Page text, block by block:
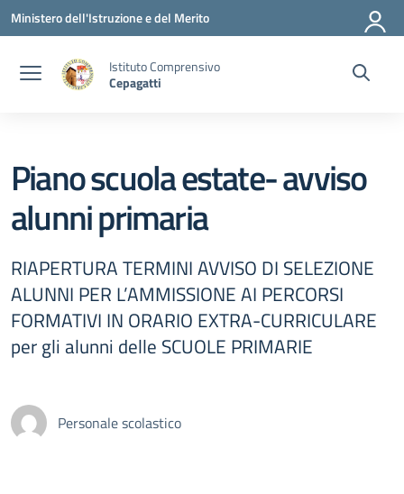
Vai ai contenuti
Vai al menu di navigazione
Vai al footer
Ministero dell'Istruzione e del Merito
Istituto Comprensivo
Cepagatti
Piano scuola estate- avviso
alunni primaria
RIAPERTURA TERMINI AVVISO DI SELEZIONE
ALUNNI PER L’AMMISSIONE AI PERCORSI
FORMATIVI IN ORARIO EXTRA-CURRICULARE
per gli alunni delle SCUOLE PRIMARIE
Personale scolastico